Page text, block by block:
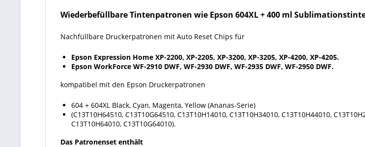
Wiederbefüllbare Tintenpatronen wie Epson 604XL + 400 ml
Nachfüllbare Druckerpatronen mit Auto Reset Chips für
Epson Expression Home XP-2200, XP-2205, XP-3200, XP-3205, XP-4200, XP-4205.
Epson WorkForce WF-2910 DWF, WF-2930 DWF, WF-2935 DWF, WF-2950 DWF.
kompatibel mit den Epson Druckerpatronen
604 + 604XL Black, Cyan, Magenta, Yellow (Ananas-Serie)
(C13T10H64510, C13T10G64510, C13T10H14010, C13T10H34010, C13T10H44010,
C13T10H64010, C13T10G64010).
Das Patronenset enthält